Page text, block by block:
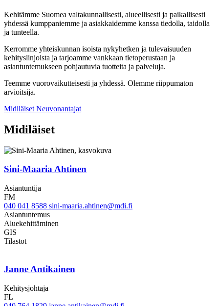
Kehitämme Suomea valtakunnallisesti, alueellisesti ja paikallisesti
yhdessä kumppaniemme ja asiakkaidemme kanssa tiedolla, taidolla
ja tunteella.
Kerromme yhteiskunnan isoista nykyhetken ja tulevaisuuden
kehityslinjoista ja tarjoamme vankkaan tietoperustaan ja
asiantuntemukseen pohjautuvia tuotteita ja palveluja.
Teemme vuorovaikutteisesti ja yhdessä. Olemme riippumaton
arvioitsija.
Midiläiset Neuvonantajat
Midiläiset
Sini-Maaria Ahtinen
Asiantuntija
FM
040 041 8588 sini-maaria.ahtinen@mdi.fi
Asiantuntemus
Aluekehittäminen
GIS
Tilastot
Janne Antikainen
Kehitysjohtaja
FL